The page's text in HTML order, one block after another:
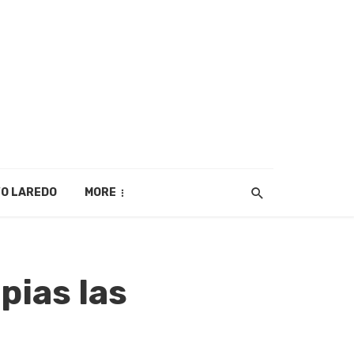
LAREDO MORE
las